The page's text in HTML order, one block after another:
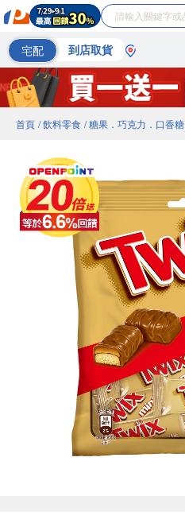
宅配 到店取貨
首頁 / 飲料零食 / 糖果．巧克力．口香糖